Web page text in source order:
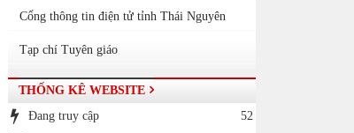
Cổng thông tin điện tử tỉnh Thái Nguyên
Tạp chí Tuyên giáo
THỐNG KÊ WEBSITE
Đang truy cập
52